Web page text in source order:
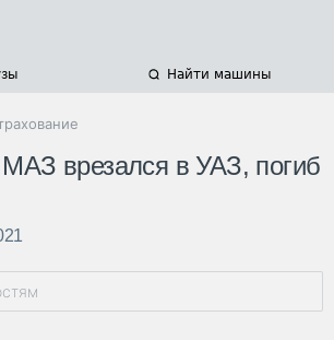
Найти машины
врезался в УАЗ, погиб